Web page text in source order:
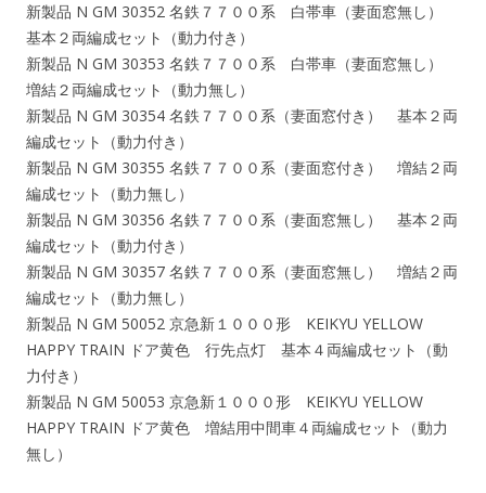
新製品 N GM 30352 名鉄７７００系 白帯車（妻面窓無し）
基本２両編成セット（動力付き）
新製品 N GM 30353 名鉄７７００系 白帯車（妻面窓無し）
増結２両編成セット（動力無し）
新製品 N GM 30354 名鉄７７００系（妻面窓付き） 基本２両
編成セット（動力付き）
新製品 N GM 30355 名鉄７７００系（妻面窓付き） 増結２両
編成セット（動力無し）
新製品 N GM 30356 名鉄７７００系（妻面窓無し） 基本２両
編成セット（動力付き）
新製品 N GM 30357 名鉄７７００系（妻面窓無し） 増結２両
編成セット（動力無し）
新製品 N GM 50052 京急新１０００形 KEIKYU YELLOW
HAPPY TRAIN ドア黄色 行先点灯 基本４両編成セット（動
力付き）
新製品 N GM 50053 京急新１０００形 KEIKYU YELLOW
HAPPY TRAIN ドア黄色 増結用中間車４両編成セット（動力
無し）